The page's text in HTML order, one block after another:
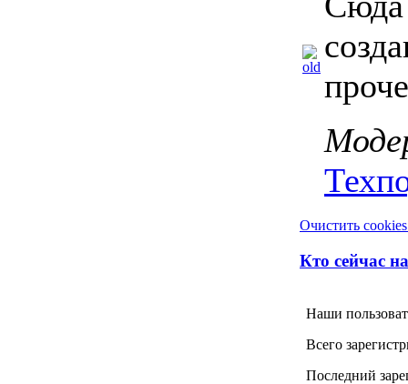
Очистить
Кто сейчас
Наши
Всего
Последний